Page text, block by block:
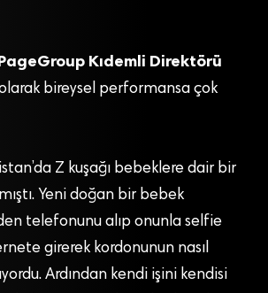
Kıdemli Direktörü
olarak bireysel performansa çok
Z kuşağı bebeklere dair bir
Yeni doğan bir bebek
telefonunu alıp onunla selfie
girerek kordonunun nasıl
Ardından kendi işini kendisi